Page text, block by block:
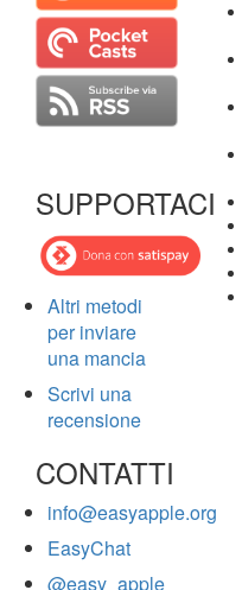
SUPPORTACI
Altri metodi
per inviare
una mancia
Scrivi una
recensione
CONTATTI
info@easyapple.org
EasyChat
@easy_apple